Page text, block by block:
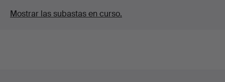
Mostrar las subastas en curso.